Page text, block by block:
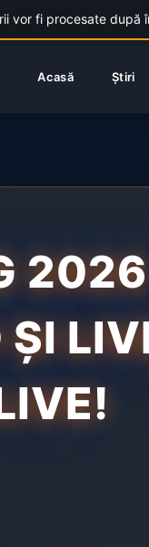
fi procesate după
Acasă Știri
2026